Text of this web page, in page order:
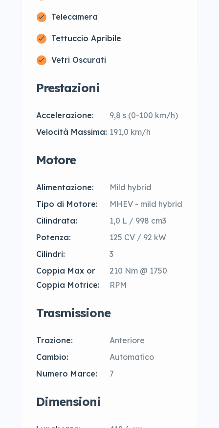
Telecamera
Tettuccio Apribile
Vetri Oscurati
Prestazioni
Accelerazione:
9,8 s (0-100 km/h)
Velocità Massima: 191,0 km/h
Motore
Alimentazione:
Mild hybrid
Tipo di Motore:
MHEV - mild hybrid
Cilindrata:
1,0 L / 998 cm3
Potenza:
125 CV / 92 kW
Cilindri:
3
Coppia Max or
Coppia Motrice:
210 Nm @ 1750
RPM
Trasmissione
Trazione:
Anteriore
Cambio:
Automatico
Numero Marce:
7
Dimensioni